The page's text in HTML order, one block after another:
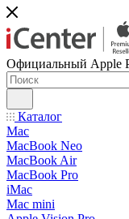
Официальный Apple
Каталог
Mac
MacBook Neo
MacBook Air
MacBook Pro
iMac
Mac mini